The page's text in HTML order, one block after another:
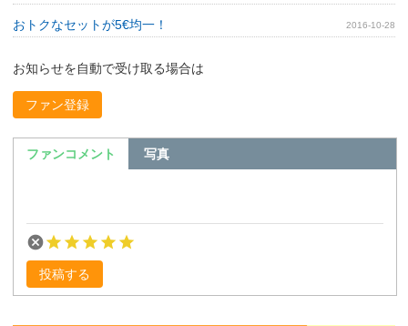
おトクなセットが5€均一！ 2016-10-28
お知らせを自動で受け取る場合は
ファン登録
ファンコメント 写真
投稿する